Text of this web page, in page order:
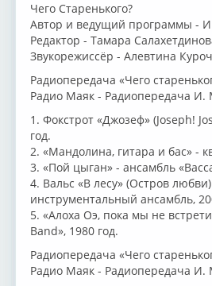
Чего Старенького?
Автор и ведущий программы -
Редактор - Тамара
Звукорежиссёр - Алевтина
Радиопередача «Чего
Радио Маяк - Радиопередача И.
1. Фокстрот «Джозеф» (Joseph!
год.
2. «Мандолина, гитара и бас» -
3. «Пой цыган» - ансамбль
4. Вальс «В лесу» (Остров
инструментальный ансамбль,
5. «Алоха Оэ, пока мы не
Band», 1980 год.
Радиопередача «Чего
Радио Маяк - Радиопередача И.